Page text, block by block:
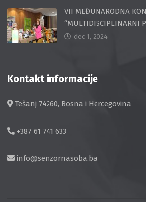
VII MEĐUNARODNA
“MULTIDISCIPLINARNI
dec 1, 2024
Kontakt informacije
Tešanj 74260, Bosna i Hercegovina
+387 61 741 633
info@senzornasoba.ba